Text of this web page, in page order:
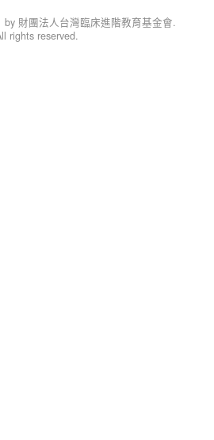
財團法人台灣臨床進階教育基金會.
rights reserved.